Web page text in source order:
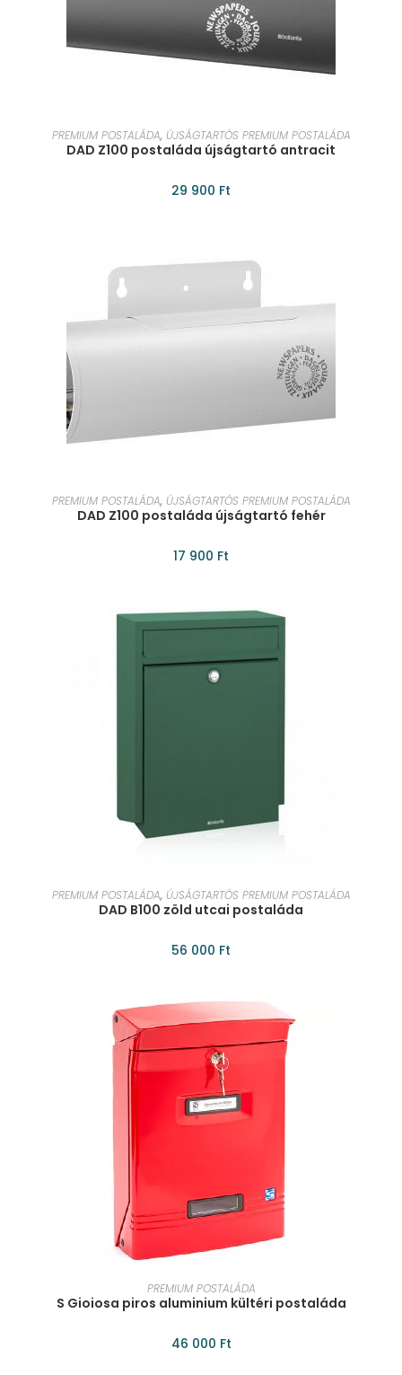
KOSÁRBA TESZEM
PREMIUM POSTALÁDA, ÚJSÁGTARTÓS PREMIUM POSTALÁDA
DAD Z100 postaláda újságtartó antracit
29 900 Ft
KOSÁRBA TESZEM
PREMIUM POSTALÁDA, ÚJSÁGTARTÓS PREMIUM POSTALÁDA
DAD Z100 postaláda újságtartó fehér
17 900 Ft
KOSÁRBA TESZEM
PREMIUM POSTALÁDA, ÚJSÁGTARTÓS PREMIUM POSTALÁDA
DAD B100 zöld utcai postaláda
56 000 Ft
KOSÁRBA TESZEM
PREMIUM POSTALÁDA
S Gioiosa piros aluminium kültéri postaláda
46 000 Ft